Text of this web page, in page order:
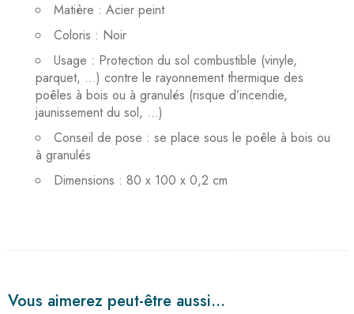
Matière : Acier peint
Coloris : Noir
Usage : Protection du sol combustible (vinyle,
parquet, …) contre le rayonnement thermique des
poêles à bois ou à granulés (risque d’incendie,
jaunissement du sol, …)
Conseil de pose : se place sous le poêle à bois ou
à granulés
Dimensions : 80 x 100 x 0,2 cm
Vous aimerez peut-être aussi…